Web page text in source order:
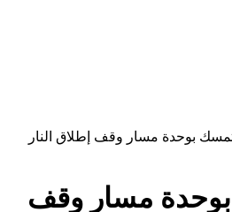
بوحدة مسار وقف إطلاق النار
بوحدة مسار وقف